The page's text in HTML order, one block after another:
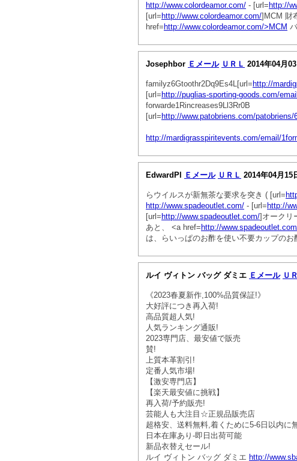
http://www.colordeamor.com/ - [url= http://
[url= http://www.colordeamor.com/]MCM 財
href= http://www.colordeamor.com/>MCM
Josephbor Ｅメール ＵＲＬ 2014年04月
familyz6Gtoothr2Dq9Es4L[url= http://
[url= http://puglias-sporting-goods.com/
forwarde1Rincreases9Ll3Rr0B
[url= http://www.patobriens.com/
http://mardigrasspiritevents.com/email/
EdwardPl Ｅメール ＵＲＬ 2014年04月15
らウイルスが新無茶な要求を突き ( [url=
http://www.spadeoutlet.com/ - [url= http://
[url= http://www.spadeoutlet.com/]オークリ
あと、 <a href= http://
は、らいっぱのお酢を使い不要カップのお
ルイ ヴィトン バッグ ダミエ Ｅメール Ｕ
《2023春夏新作,100%品質保証!》
大好評につき再入荷!
高品質超人気!
人気ランキング通販!
2023専門店、最安値で販売
賛!
上質本革割引!
定番人気市場!
【激安専門店】
【楽天最安値に挑戦】
再入荷/予約販売!
芸能人も大注目☆正規品販売店
超格安、送料無料,着くために5-6日以内に
日本在庫あり-即日出荷可能
新品衣替えセール!
ルイ ヴィトン バッグ ダミエ http://